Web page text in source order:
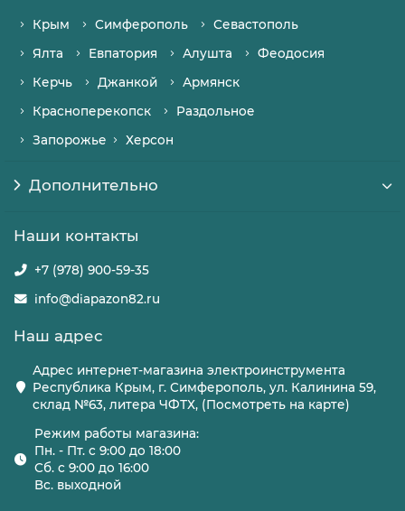
Крым Симферополь
Севастополь
Ялта
Евпатория Алушта
Феодосия
Керчь
Джанкой
Армянск
Красноперекопск
Раздольное
Запорожье
Херсон
Дополнительно
Наши контакты
+7 (978) 900-59-35
info@diapazon82.ru
Наш адрес
Адрес интернет-магазина электроинструмента
Республика Крым, г. Симферополь, ул. Калинина 59,
склад №63, литера ЧФТХ, (Посмотреть на карте)
Режим работы магазина:
Пн. - Пт. с 9:00 до 18:00
Сб. с 9:00 до 16:00
Вс. выходной